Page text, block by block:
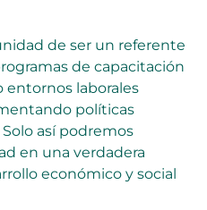
de ser un referente
de capacitación
entornos laborales
políticas
así podremos
en una verdadera
económico y social